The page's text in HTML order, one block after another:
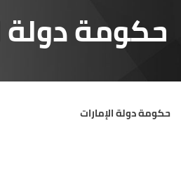
حكومة دولة
حكومة دولة الإمارات